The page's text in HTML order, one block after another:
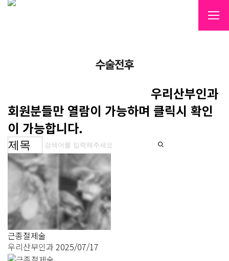
수술전후
우리산부인과
회원분들만 열람이 가능하며 클릭시 확인
이 가능합니다.
근종절제술
우리산부인과2025/07/17